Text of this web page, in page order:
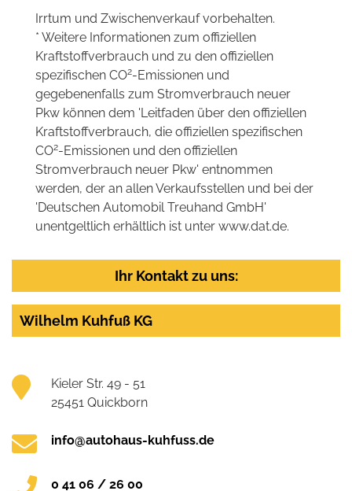
Irrtum und Zwischenverkauf vorbehalten.
* Weitere Informationen zum offiziellen
Kraftstoffverbrauch und zu den offiziellen
spezifischen CO2-Emissionen und
gegebenenfalls zum Stromverbrauch neuer
Pkw können dem 'Leitfaden über den offiziellen
Kraftstoffverbrauch, die offiziellen spezifischen
CO2-Emissionen und den offiziellen
Stromverbrauch neuer Pkw' entnommen
werden, der an allen Verkaufsstellen und bei der
'Deutschen Automobil Treuhand GmbH'
unentgeltlich erhältlich ist unter www.dat.de.
Ihr Kontakt zu uns:
Wilhelm Kuhfuß KG
Kieler Str. 49 - 51
25451 Quickborn
info@autohaus-kuhfuss.de
0 41 06 / 26 00